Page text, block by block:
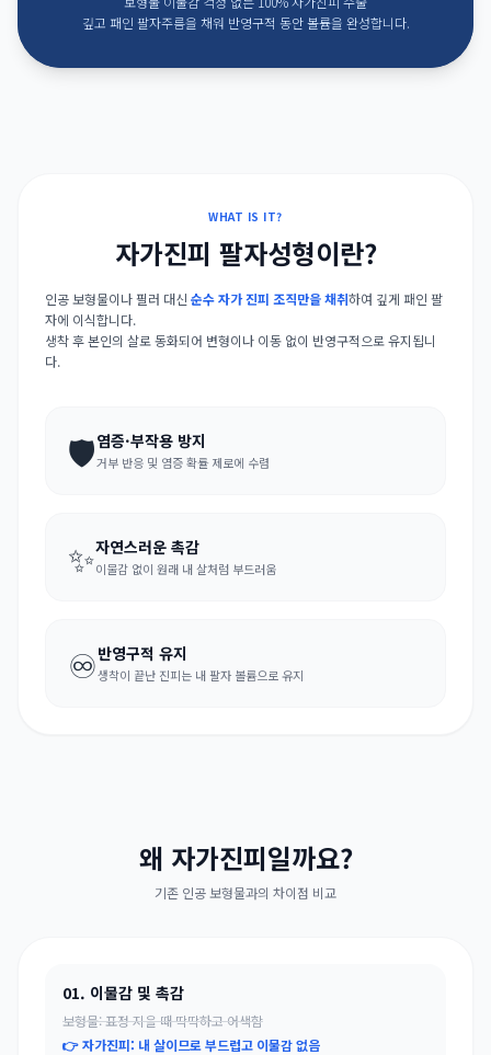
깊고 패인 팔자주름을 채워 반영구적 동안 볼륨을 완성합니다.
WHAT IS IT?
자가진피 팔자성형이란?
인공 보형물이나 필러 대신 순수 자가 진피 조직만을 채취하여 깊게 패인 팔
자에 이식합니다.
생착 후 본인의 살로 동화되어 변형이나 이동 없이 반영구적으로 유지됩니
다.
🛡️염증·부작용 방지
거부 반응 및 염증 확률 제로에 수렴
✨자연스러운 촉감
이물감 없이 원래 내 살처럼 부드러움
♾️반영구적 유지
생착이 끝난 진피는 내 팔자 볼륨으로 유지
왜 자가진피일까요?
기존 인공 보형물과의 차이점 비교
01. 이물감 및 촉감
보형물: 표정 지을 때 딱딱하고 어색함
👉 자가진피: 내 살이므로 부드럽고 이물감 없음